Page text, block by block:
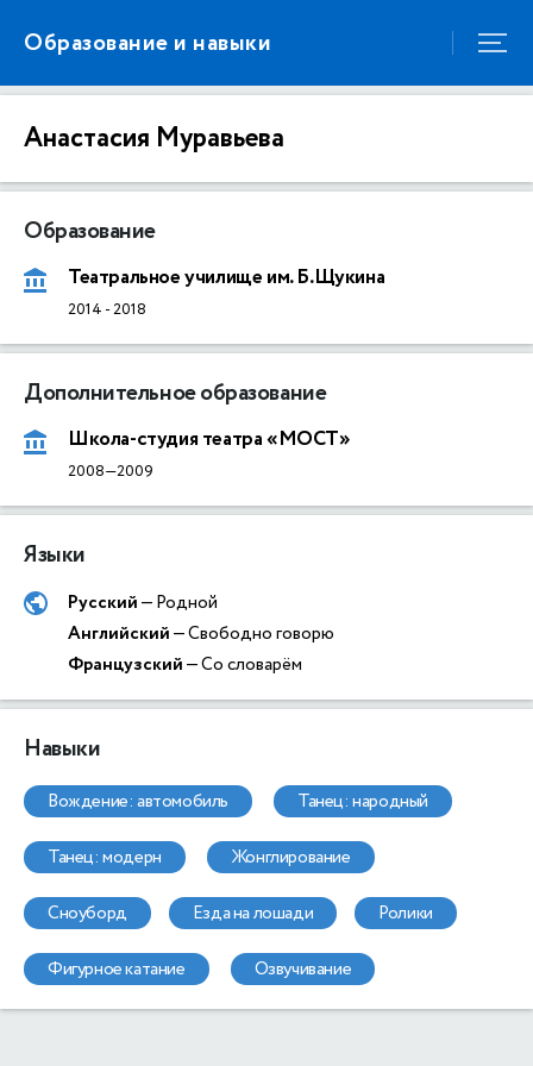
Образование и навыки
Анастасия Муравьева
Образование
Театральное училище им. Б.Щукина
2014 -2018
Дополнительное образование
Школа-студия театра «МОСТ»
2008—2009
Языки
Русский— Родной
Английский— Свободно говорю
Французский— Со словарём
Навыки
вождение: автомобиль танец: народный
танец: модерн жонглирование
сноуборд езда на лошади ролики
фигурное катание озвучивание